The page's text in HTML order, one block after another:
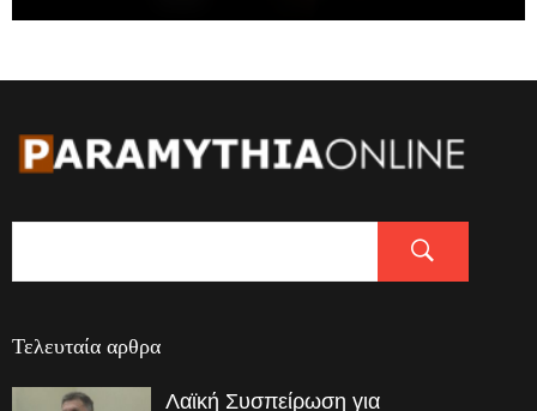
Τελευταία αρθρα
Λαϊκή Συσπείρωση για